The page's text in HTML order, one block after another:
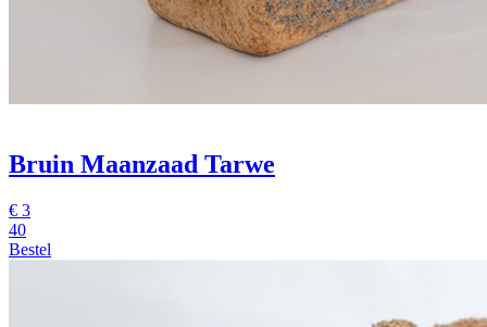
Bruin Maanzaad Tarwe
€ 3
40
Bestel